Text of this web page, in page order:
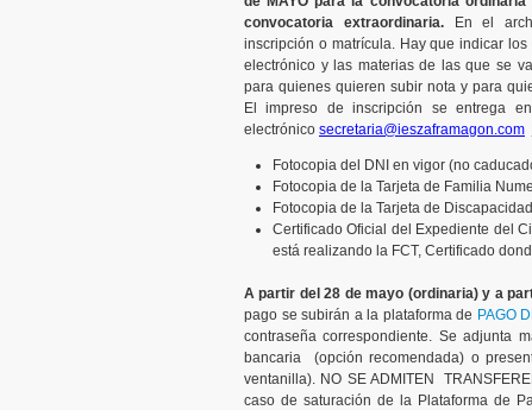
convocatoria extraordinaria.
En el
inscripción o matrícula. Hay que indicar
electrónico y las materias de las que se
para quienes quieren subir nota y para
El impreso de inscripción se entrega
electrónico secretaria@ieszaframagon.com
Fotocopia del DNI en vigor (no
Fotocopia de la Tarjeta de Familia
Fotocopia de la Tarjeta de
Certificado Oficial del Expediente del
está realizando la FCT, Certificado
A partir del 28 de mayo (ordinaria) y a
pago se subirán a la plataforma de PAGO
contraseña correspondiente. Se adjunta
bancaria (opción recomendada) o
ventanilla). NO SE ADMITEN
caso de saturación de la Plataforma de